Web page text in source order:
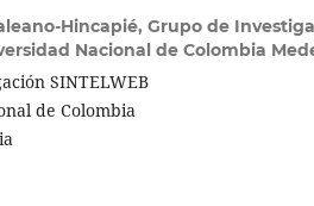
Hincapié, Grupo de
Nacional de Colombia
SINTELWEB
de Colombia